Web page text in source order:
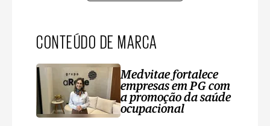
CONTEÚDO DE MARCA
Medvitae fortalece
empresas em PG com
a promoção da saúde
ocupacional